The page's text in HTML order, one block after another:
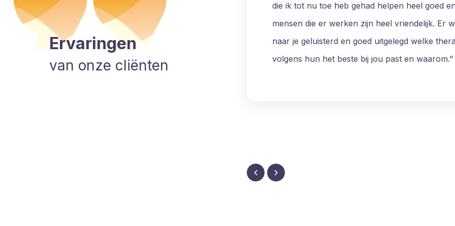
Ervaringen
van onze cliënten
nu toe heb gehad helpen heel goed en de
die er werken zijn heel vriendelijk. Er wordt echt
en goed uitgelegd welke therapie er
hun het beste bij jou past en waarom."
ondersteuning die écht werkt voor mijn
wordt zonder oordeel geluisterd, alles voelt
krijg ik de handvatten die me helpen om
terug te vinden. Heel blij dat ik deze stap heb